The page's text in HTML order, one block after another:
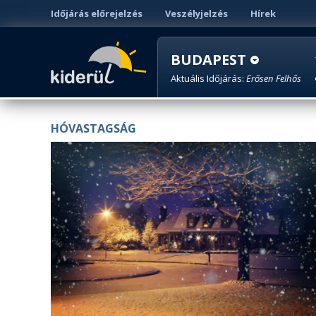
Időjárás előrejelzés Veszélyjelzés Hírek
BUDAPEST
Aktuális Időjárás: Erősen Felhős
HÓVASTAGSÁG